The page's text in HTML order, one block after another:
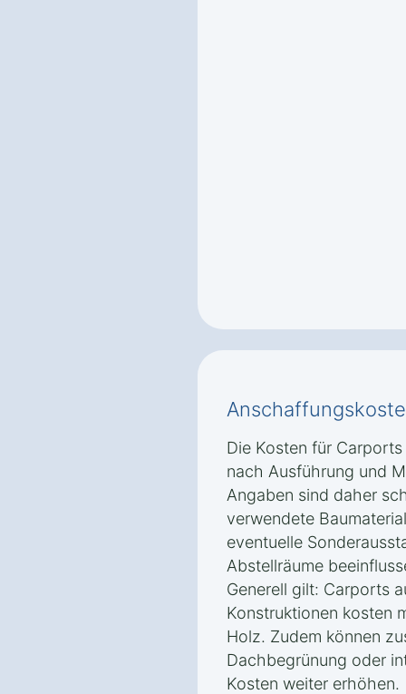
Die Kosten für
nach Ausführung und
Angaben sind daher
verwendete
eventuelle
Abstellräume
Generell gilt: Carports
Konstruktionen kosten
Holz. Zudem können
Dachbegrünung oder
Kosten weiter erhöhen.